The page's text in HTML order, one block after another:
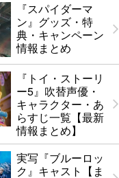
『スパイダーマ
ン』グッズ・特
典・キャンペーン
情報まとめ
『トイ・ストーリ
ー5』吹替声優・
キャラクター・あ
らすじ一覧【最新
情報まとめ】
実写『ブルーロッ
ク』キャスト【ま